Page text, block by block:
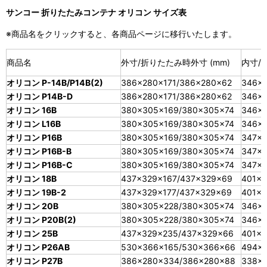
サンコー 折りたたみコンテナ オリコン サイズ表
※商品名をクリックすると、各商品ページに移行いたします。
商品名 外寸/折りたたみ時外寸 (mm)
内寸/
オリコン P-14B/P14B(2)
386×280×171/386×280×62
オリコン P14B-D
386×280×171/386×280×62
オリコン 16B
380×305×169/380×305×74
オリコン L16B
380×305×169/380×305×74
オリコン P16B
380×305×169/380×305×74
オリコン P16B-B
380×305×169/380×305×74
オリコン P16B-C
380×305×169/380×305×74
オリコン 18B
437×329×167/437×329×69
オリコン 19B-2
437×329×177/437×329×69
オリコン 20B
380×305×228/380×305×74
オリコン P20B(2)
380×305×228/380×305×74
オリコン 25B
437×329×235/437×329×66
オリコン P26AB
530×366×165/530×366×66
オリコン P27B
386×280×334/386×280×88